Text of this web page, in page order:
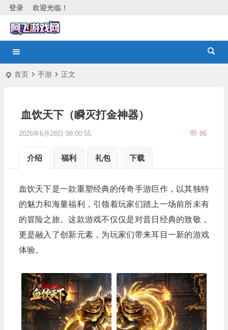
欢迎光临！
登录
首页 手游 正文
血饮天下（瞬灭打金神器）
2026年6月28日 08:00:55 86
介绍 福利 礼包 下载
血饮天下是一款重塑经典的传奇手游巨作，以其独特
的魅力和海量福利，引领着玩家们踏上一场前所未有
的冒险之旅。这款游戏不仅仅是对昔日经典的致敬，
更是融入了创新元素，为玩家们带来耳目一新的游戏
体验。